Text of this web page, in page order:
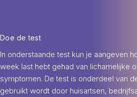
Doe de test
In onderstaande test kun je aangeven
week last hebt gehad van lichamelijke
symptomen. De test is onderdeel van
gebruikt wordt door huisartsen,